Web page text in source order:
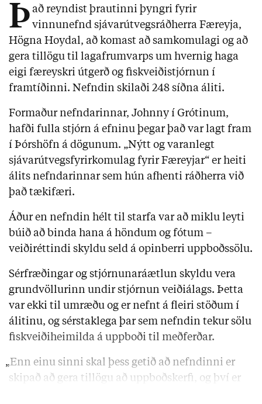
Þ að reyndist þrautinni þyngri fyrir
vinnunefnd sjávarútvegsráðherra Færeyja,
Högna Hoydal, að komast að samkomulagi og að
gera tillögu til lagafrumvarps um hvernig haga
eigi færeyskri útgerð og fiskveiðistjórnun í
framtíðinni. Nefndin skilaði 248 síðna áliti.
Formaður nefndarinnar, Johnny í Grótinum,
hafði fulla stjórn á efninu þegar það var lagt fram
í Þórshöfn á dögunum. „Nýtt og varanlegt
sjávarútvegsfyrirkomulag fyrir Færeyjar“ er heiti
álits nefndarinnar sem hún afhenti ráðherra við
það tækifæri.
Áður en nefndin hélt til starfa var að miklu leyti
búið að binda hana á höndum og fótum –
veiðiréttindi skyldu seld á opinberri uppboðssölu.
Sérfræðingar og stjórnunaráætlun skyldu vera
grundvöllurinn undir stjórnun veiðiálags. Þetta
var ekki til umræðu og er nefnt á fleiri stöðum í
álitinu, og sérstaklega þar sem nefndin tekur sölu
fiskveiðiheimilda á uppboði til meðferðar.
„Enn einu sinni skal þess getið að nefndinni er
skipað að gera tillögu að uppboðskerfi, og því er